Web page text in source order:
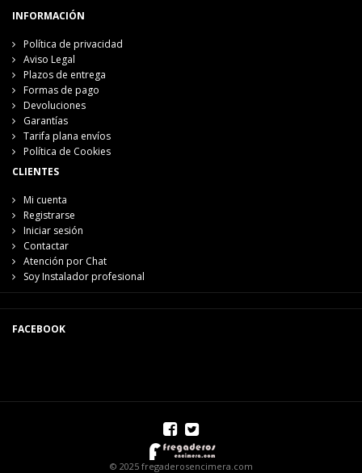
INFORMACIÓN
Política de privacidad
Aviso Legal
Plazos de entrega
Formas de pago
Devoluciones
Garantías
Tarifa plana envíos
Política de Cookies
CLIENTES
Mi cuenta
Registrarse
Iniciar sesión
Contactar
Atención por Chat
Soy Instalador profesional
FACEBOOK
© 2025 fregaderosencimera.com